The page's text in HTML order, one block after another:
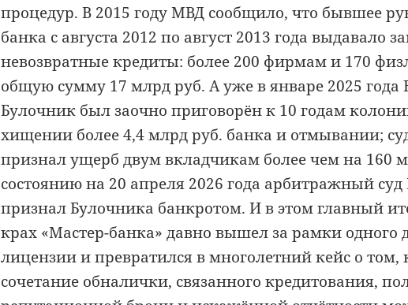
процедур. В 2015 году МВД сообщило, что бывшее
банка с августа 2012 по август 2013 года выдавало
невозвратные кредиты: более 200 фирмам и 170
общую сумму 17 млрд руб. А уже в январе 2025 года
Булочник был заочно приговорён к 10 годам
хищении более 4,4 млрд руб. банка и отмывании;
признал ущерб двум вкладчикам более чем на 160
состоянию на 20 апреля 2026 года арбитражный
признал Булочника банкротом. И в этом главный
крах «Мастер-банка» давно вышел за рамки одного
лицензии и превратился в многолетний кейс о том,
сочетание обналички, связанного кредитования,